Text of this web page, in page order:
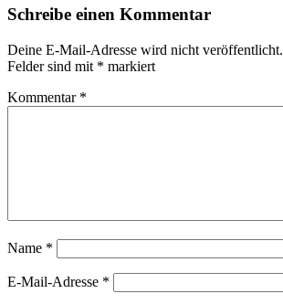
Schreibe einen Kommentar
Deine E-Mail-Adresse wird nicht veröffentlicht.
Felder sind mit * markiert
Kommentar *
Name *
E-Mail-Adresse *